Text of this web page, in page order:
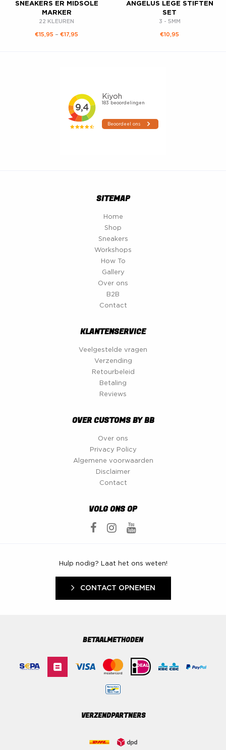
SNEAKERS ER MIDSOLE
MARKER
22 KLEUREN
€15,95 – €17,95
ANGELUS LEGE STIFTEN
SET
3 - 5MM
€10,95
SITEMAP
Home
Shop
Sneakers
Workshops
How To
Gallery
Over ons
B2B
Contact
KLANTENSERVICE
Veelgestelde vragen
Verzending
Retourbeleid
Betaling
Reviews
OVER CUSTOMS BY BB
Over ons
Privacy Policy
Algemene voorwaarden
Disclaimer
Contact
VOLG ONS OP
Hulp nodig? Laat het ons weten!
CONTACT OPNEMEN
BETAALMETHODEN
VERZENDPARTNERS